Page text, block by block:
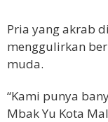
Pria yang akrab
menggulirkan
muda.
“Kami punya
Mbak Yu Kota